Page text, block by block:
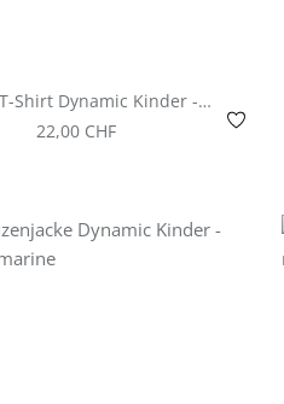
T-Shirt Dynamic Kinder -
royal/weiss/marine
Regulärer Preis:
22,00 CHF